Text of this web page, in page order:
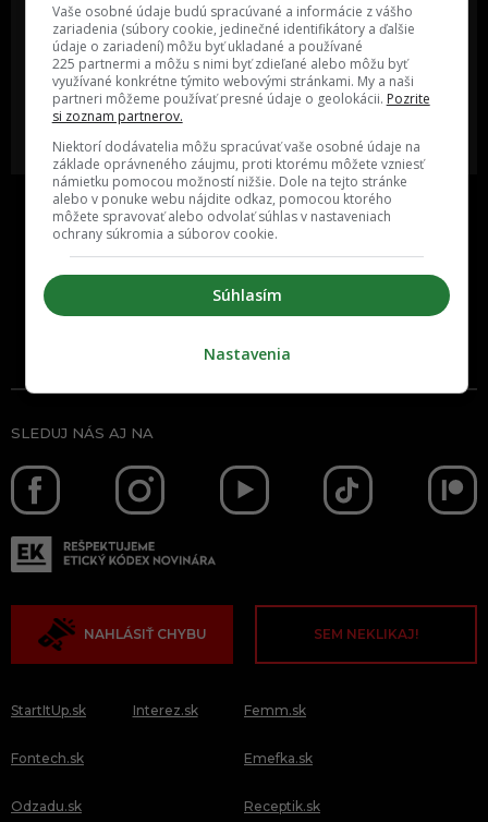
Oslov reklamou viac ako milión
ľudí v rôznych vekových
kategóriách a na rôznych
sociálnych sieťach a nakopni svoj
biznis alebo produkt.
MÁM ZÁUJEM O
SPOLUPRÁCU
Vieš o niečom zaujímavom alebo
poznáš niekoho, o kom by sme
mali určite napísať?
SLEDUJ NÁS AJ NA
NAHLÁSIŤ CHYBU SEM NEKLIKAJ!
StartItUp.sk
Fontech.sk
Odzadu.sk
Interez.sk Femm.sk
Emefka.sk
Receptik.sk
Vaše osobné údaje budú spracúvané a informácie z vášho
zariadenia (súbory cookie, jedinečné identifikátory a ďalšie
údaje o zariadení) môžu byť ukladané a používané
225 partnermi a môžu s nimi byť zdieľané alebo môžu byť
využívané konkrétne týmito webovými stránkami. My a naši
partneri môžeme používať presné údaje o geolokácii. Pozrite
si zoznam partnerov.
Niektorí dodávatelia môžu spracúvať vaše osobné údaje na
základe oprávneného záujmu, proti ktorému môžete vzniesť
námietku pomocou možností nižšie. Dole na tejto stránke
alebo v ponuke webu nájdite odkaz, pomocou ktorého
môžete spravovať alebo odvolať súhlas v nastaveniach
ochrany súkromia a súborov cookie.
Súhlasím
Nastavenia